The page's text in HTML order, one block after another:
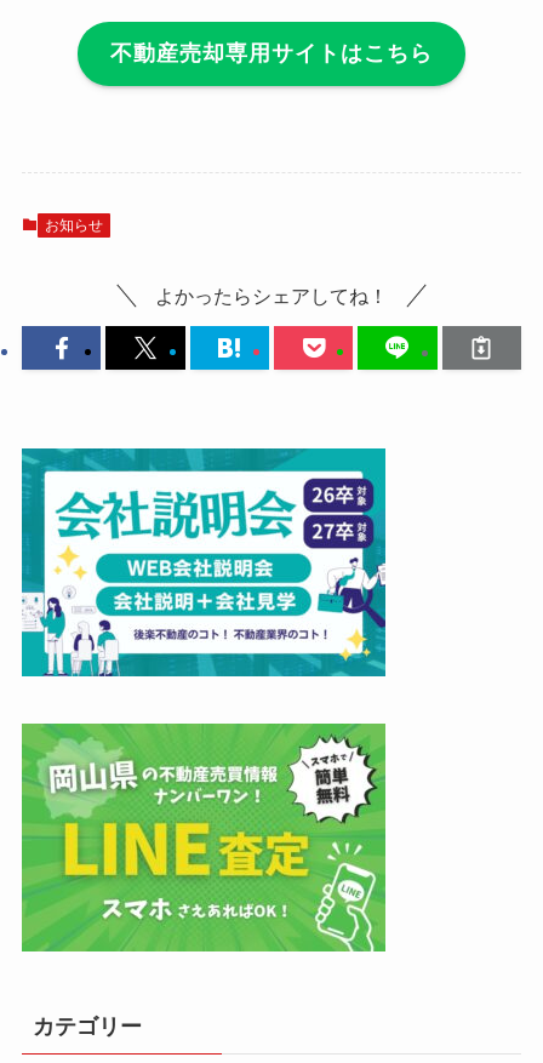
不動産売却専用サイトはこちら
お知らせ
よかったらシェアしてね！
カテゴリー